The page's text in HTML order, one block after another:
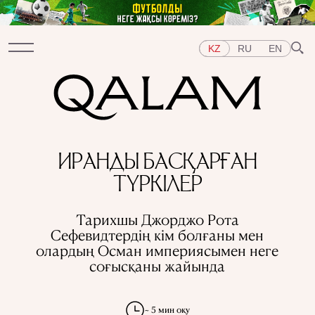
KZ RU EN
СҰХБАТ
ДӘРІСТЕР ХИКАЯ
ҚЫСҚА-НҰСҚА
АРНАЙЫ ЖОБАЛАР
БАТЫС ОРТАЛЫҚ АЗИЯ
ҚАЗАҚСТАН
АДАМДАР
ӨНЕР ТАРИХ ДӘМІ
ҚАЛАЛАР
КСРО-ДАҒЫ ҚУҒЫН-СҮРГІН
ЭЛЕМЕНТТЕР
ҒЫЛЫМ ТАРИХЫ
МАМАНДЫҚТАР
ИРАНДЫ БАСҚАРҒАН
ТҮРКІЛЕР
Тарихшы Джорджо Рота
Сефевидтердің кім болғаны мен
олардың Осман империясымен неге
соғысқаны жайында
~ 5 мин оқу